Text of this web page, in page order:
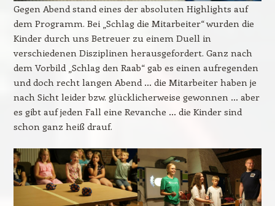
Gegen Abend stand eines der absoluten Highlights auf
dem Programm. Bei „Schlag die Mitarbeiter“ wurden die
Kinder durch uns Betreuer zu einem Duell in
verschiedenen Disziplinen herausgefordert. Ganz nach
dem Vorbild „Schlag den Raab“ gab es einen aufregenden
und doch recht langen Abend … die Mitarbeiter haben je
nach Sicht leider bzw. glücklicherweise gewonnen … aber
es gibt auf jeden Fall eine Revanche … die Kinder sind
schon ganz heiß drauf.